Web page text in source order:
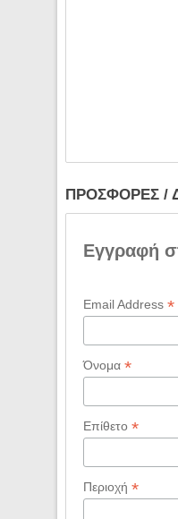
ΠΡΟΣΦΟΡΕΣ /
Εγγραφή
Email Address *
Όνομα *
Επίθετο *
Περιοχή *